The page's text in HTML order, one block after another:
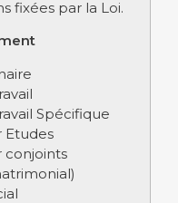
fixées par la Loi.
Spécifique
Etudes
conjoints